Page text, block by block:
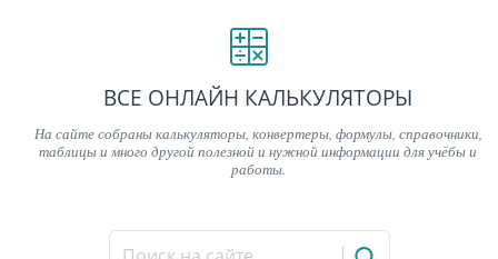
ВСЕ ОНЛАЙН КАЛЬКУЛЯТОРЫ
На сайте собраны калькуляторы, конвертеры, формулы, справочники,
таблицы и много другой полезной и нужной информации для учёбы и
работы.